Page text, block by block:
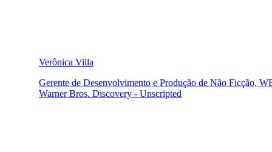
Verônica Villa
Gerente de Desenvolvimento e Produção de Não Ficção,
Warner Bros. Discovery - Unscripted